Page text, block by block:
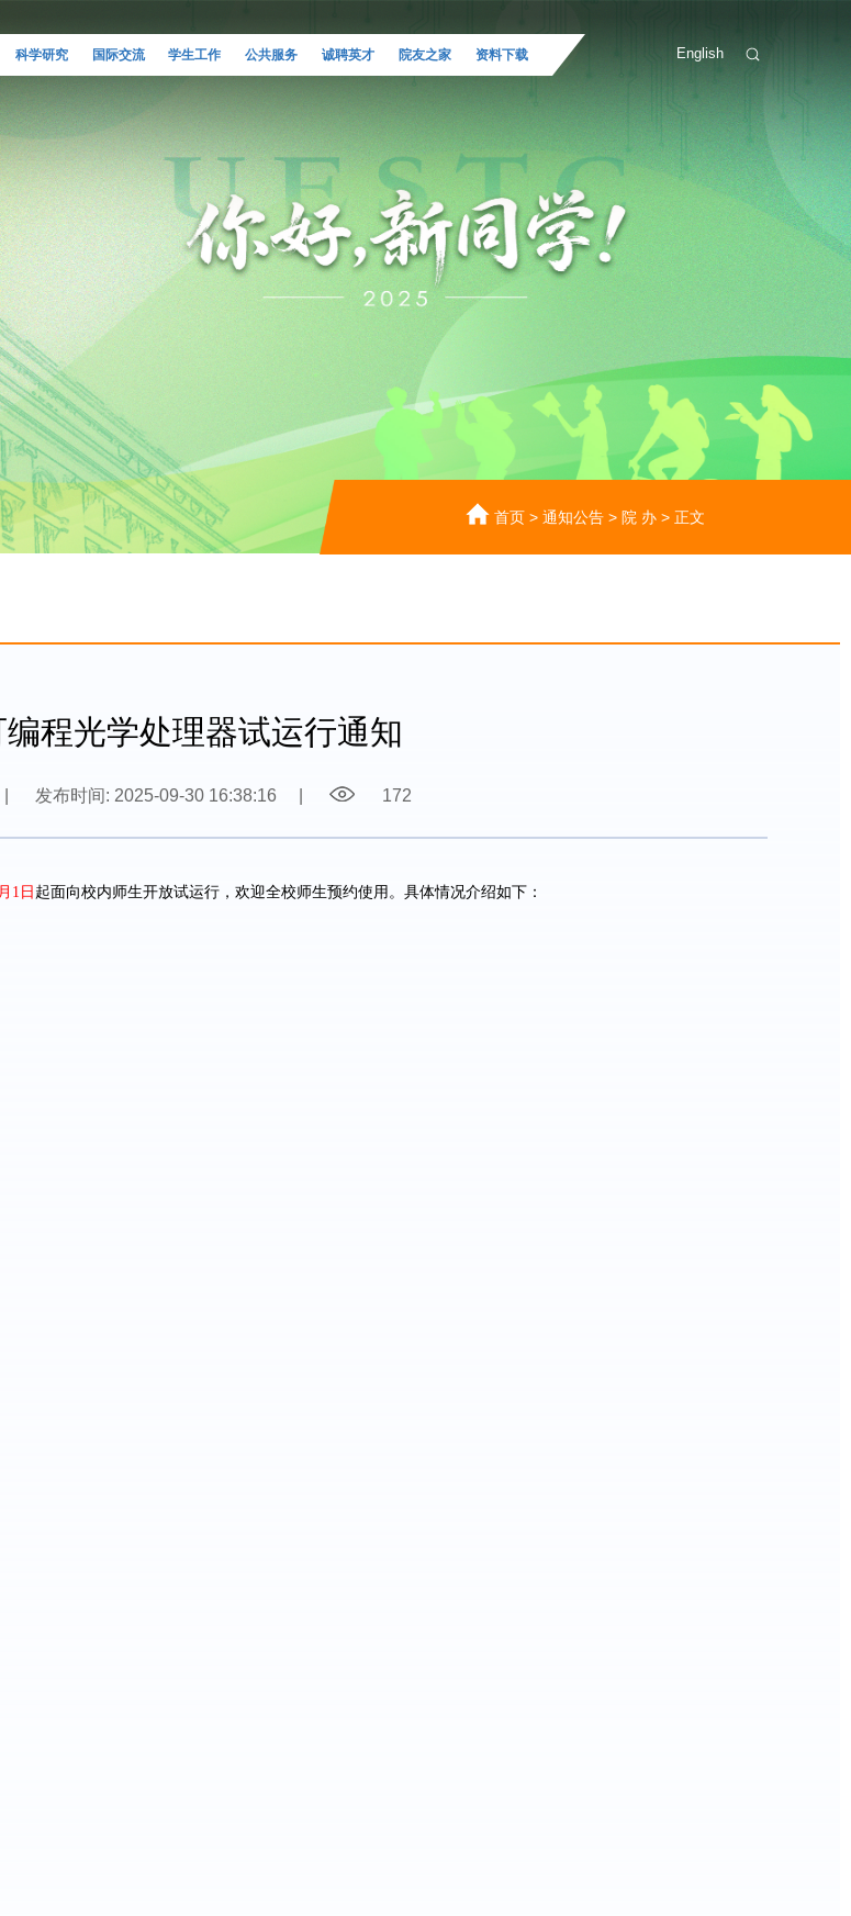
科学研究 国际交流 学生工作 公共服务 诚聘英才 院友之家 资料下载 English
首页 > 通知公告 > 院 办 > 正文
程光学处理器试运行通知
发布时间: 2025-09-30 16:38:16 172
月 1 日 起面向校内师生开放试运行，欢迎全校师生预约使用。具体情况介绍如下：